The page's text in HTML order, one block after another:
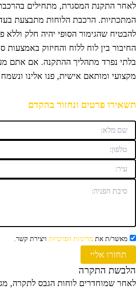
התקנת המסגרת, מתחילים בהרכבת
הרכבת הלוחות מתבצעת
שהגימור הסופי יהיה חלק וללא
בין לוח ללוח והחיזוק באמצעות
נפרד מתהליך ההתקנה. אם אתם
ומותאם אישית, פנו אלינו
פרטים ונחזור בהקדם
מאשר/ת אתמדיניות הפרטיותויצירת קשר.
תחזרו אליי
התקרה
שמוחדרים לוחות הגבס לתקרה,